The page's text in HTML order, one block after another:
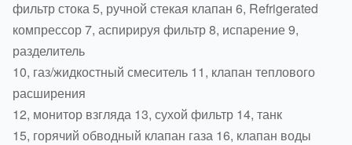
фильтр стока 5, ручной стекая клапан 6, Refrigerated
компрессор 7, аспирируя фильтр 8, испарение 9,
разделитель
10, газ/жидкостный смеситель 11, клапан теплового
расширения
12, монитор взгляда 13, сухой фильтр 14, танк
15, горячий обводный клапан газа 16, клапан воды